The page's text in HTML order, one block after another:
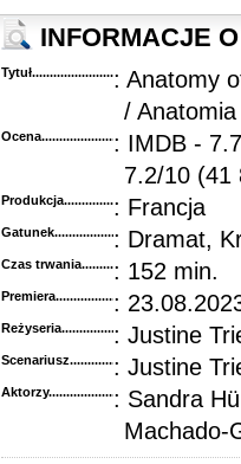
INFORMACJE
Tytuł............................................
: Anatomy
/
Ocena.............................................
: IMDB -
7.2/10 (41
Produkcja.........................................
: Francja
Gatunek...........................................
: Dramat,
Czas trwania......................................
: 152 min.
Premiera..........................................
:
Reżyseria........................................
: Justine
Scenariusz........................................
: Justine
Aktorzy...........................................
: Sandra
Machado-